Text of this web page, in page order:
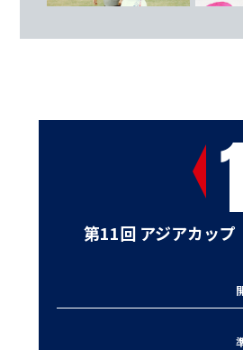
16 中山 雅史（ヤマハ）
第11回 アジアカップ